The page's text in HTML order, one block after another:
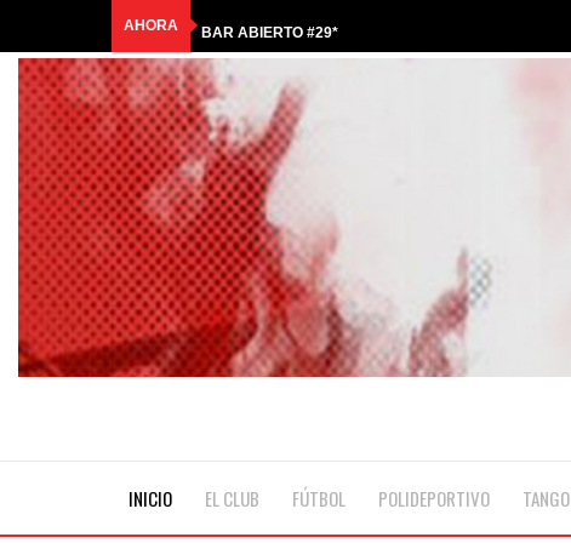
AHORA BAR ABIERTO #29*
COMUNICADO OFICIAL
HASTA SIEMPRE, QUERIDO ANTONIO
🎟️RIFA TRICOLOR | GANADORES🎟️
☀️¡LLEGÓ LA COLONIA DE MALCOLM!💦
INICIO EL CLUB FÚTBOL POLIDEPORTIVO TANGO